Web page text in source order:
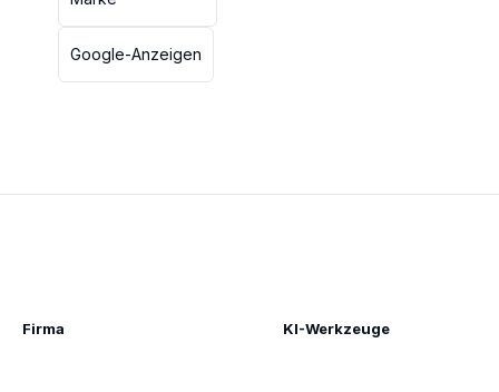
Google-Anzeigen
Firma KI-Werkzeuge